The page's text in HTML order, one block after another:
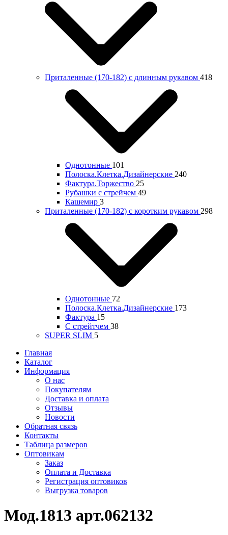
Приталенные (170-182) с длинным рукавом 418
Однотонные 101
Полоска.Клетка.Дизайнерские 240
Фактура.Торжество 25
Рубашки с стрейчем 49
Кашемир 3
Приталенные (170-182) с коротким рукавом 298
Однотонные 72
Полоска.Клетка.Дизайнерские 173
Фактура 15
С стрейтчем 38
SUPER SLIM 5
Главная
Каталог
Информация
О нас
Покупателям
Доставка и оплата
Отзывы
Новости
Обратная связь
Контакты
Таблица размеров
Оптовикам
Заказ
Оплата и Доставка
Регистрация оптовиков
Выгрузка товаров
Мод.1813 арт.062132